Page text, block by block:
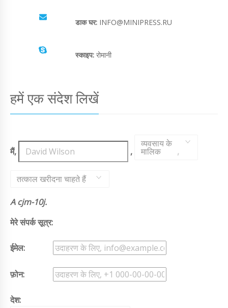
डाक घर: INFO@MINIPRESS.RU
स्काइप: रोमानी
हमें एक संदेश लिखें
मैं, ,
व्यवसाय के
मालिक ,
तत्काल खरीदना चाहते हैं
A cjm-10j.
मेरे संपर्क सूत्र:
ईमेल:
फ़ोन:
देश: